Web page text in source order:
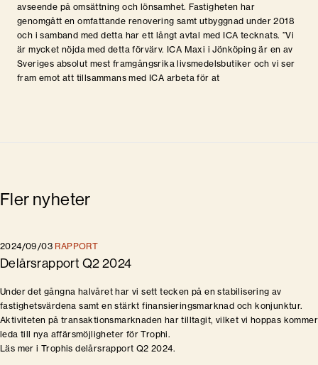
avseende på omsättning och lönsamhet. Fastigheten har
genomgått en omfattande renovering samt utbyggnad under 2018
och i samband med detta har ett långt avtal med ICA tecknats. ”Vi
är mycket nöjda med detta förvärv. ICA Maxi i Jönköping är en av
Sveriges absolut mest framgångsrika livsmedelsbutiker och vi ser
fram emot att tillsammans med ICA arbeta för at
Fler nyheter
2024/09/03 RAPPORT
Delårsrapport Q2 2024
Under det gångna halvåret har vi sett tecken på en stabilisering av
fastighetsvärdena samt en stärkt finansieringsmarknad och konjunktur.
Aktiviteten på transaktionsmarknaden har tilltagit, vilket vi hoppas kommer
leda till nya affärsmöjligheter för Trophi.
Läs mer i Trophis delårsrapport Q2 2024.